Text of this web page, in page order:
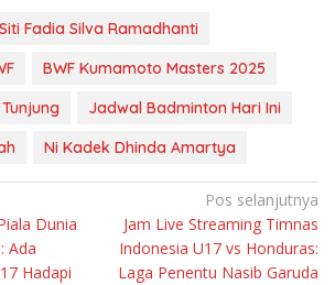
Fadia Silva Ramadhanti
BWF Kumamoto Masters 2025
Jadwal Badminton Hari Ini
Ni Kadek Dhinda Amartya
Dunia
Ada
Hadapi
Pos selanjutnya
Jam Live Streaming Timnas
Indonesia U17 vs Honduras:
Laga Penentu Nasib Garuda